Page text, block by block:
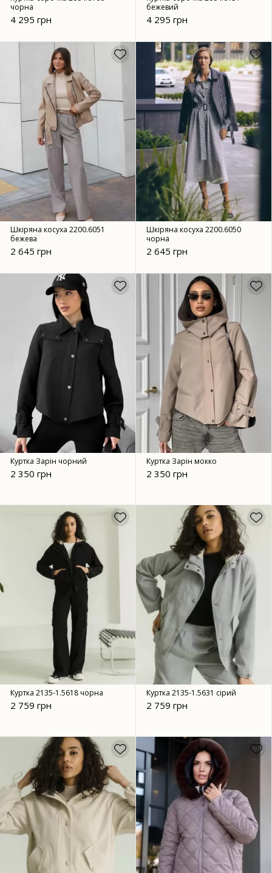
чорна
4 295 грн
бежевий
4 295 грн
Шкіряна косуха 2200.6051
бежева
2 645 грн
Шкіряна косуха 2200.6050
чорна
2 645 грн
Куртка Зарін чорний
2 350 грн
Куртка Зарін мокко
2 350 грн
Куртка 2135-1.5618 чорна
2 759 грн
Куртка 2135-1.5631 сірий
2 759 грн